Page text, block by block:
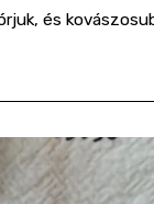
és